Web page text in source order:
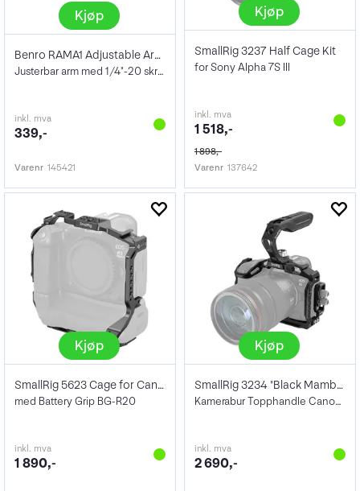
Kjøp
Benro RAMA1 Adjustable Arm Small
Justerbar arm med 1/4"-20 skrue
inkl. mva
339,-
Varenr 145421
Kjøp
SmallRig 3237 Half Cage Kit
for Sony Alpha 7S III
inkl. mva
1 518,-
1 898,-
Varenr 137642
Kjøp
SmallRig 5623 Cage for Canon R5 Mark II
med Battery Grip BG-R20
inkl. mva
1 890,-
Kjøp
SmallRig 3234 "Black Mamba" Cage Kit
Kamerabur Topphandle Canon R5, R5 C, R6
inkl. mva
2 690,-